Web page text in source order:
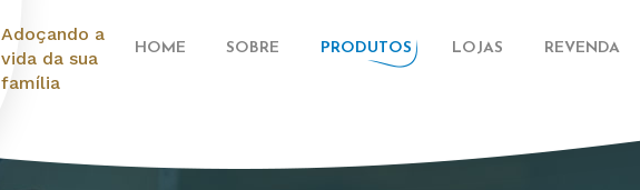
Adoçando a
vida da sua
família
HOME SOBRE PRODUTOS LOJAS REVENDA